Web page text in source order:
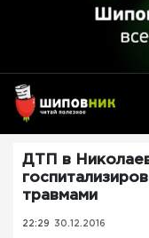
ДТП в
травмами
22:29 30.12.2016